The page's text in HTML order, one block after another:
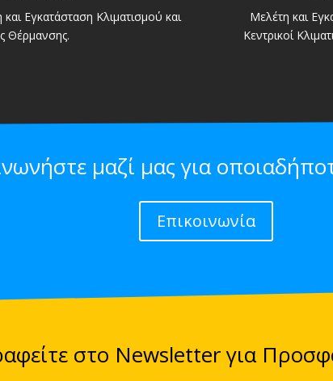
Εγκατάσταση Κλιματισμού και
Θέρμανσης.
Μελέτη και
Κεντρικοί
μαζί μας για
Επικοινωνία
στο Newsletter για